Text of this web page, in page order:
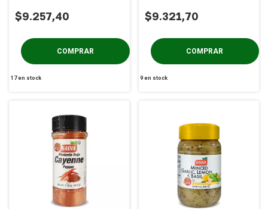
$9.257,40
17en stock
$9.321,70
9 en stock